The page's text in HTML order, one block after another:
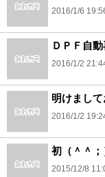
2016/1/6
ＤＰＦ自
2016/1/2
明けまし
2016/1/2
初（＾＾；
2015/12/8